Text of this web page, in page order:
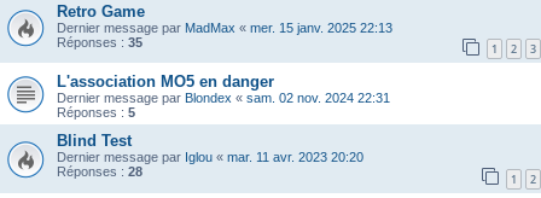
Retro Game
Dernier message par MadMax « mer. 15 janv. 2025 22:13
Réponses : 35 1 2 3
L'association MO5 en danger
Dernier message par Blondex « sam. 02 nov. 2024 22:31
Réponses : 5
Blind Test
Dernier message par Iglou « mar. 11 avr. 2023 20:20
Réponses : 28 1 2